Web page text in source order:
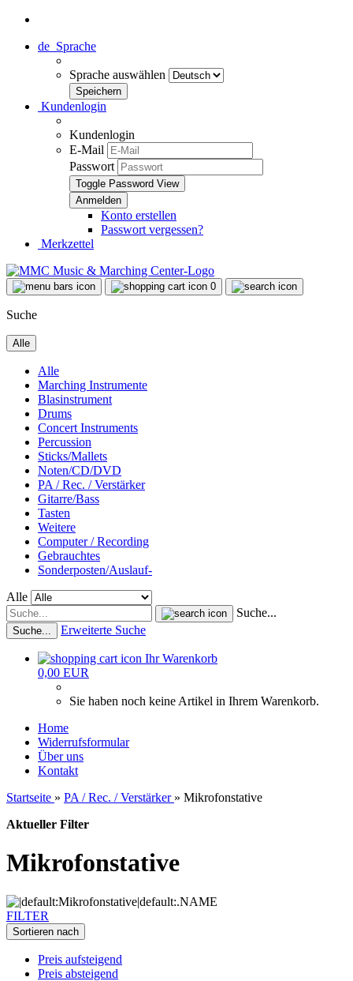
de Sprache
Sprache auswählen
Kundenlogin
Kundenlogin
E-Mail
Passwort
Toggle Password View
Konto erstellen
Passwort vergessen?
Merkzettel
0
Suche
Alle
Alle
Marching Instrumente
Blasinstrument
Drums
Concert Instruments
Percussion
Sticks/Mallets
Noten/CD/DVD
PA / Rec. / Verstärker
Gitarre/Bass
Tasten
Weitere
Computer / Recording
Gebrauchtes
Sonderposten/Auslauf-
Alle
Suche...
Suche... Erweiterte Suche
Ihr Warenkorb
0,00 EUR
Sie haben noch keine Artikel in Ihrem Warenkorb.
Home
Widerrufsformular
Über uns
Kontakt
Startseite » PA / Rec. / Verstärker » Mikrofonstative
Aktueller Filter
Mikrofonstative
FILTER
Sortieren nach
Preis aufsteigend
Preis absteigend